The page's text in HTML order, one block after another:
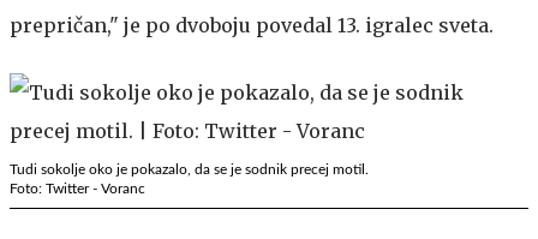
prepričan," je po dvoboju povedal 13. igralec sveta.
Tudi sokolje oko je pokazalo, da se je sodnik precej motil.
Foto: Twitter - Voranc